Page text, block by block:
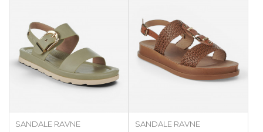
SANDALE RAVNE SANDALE RAVNE